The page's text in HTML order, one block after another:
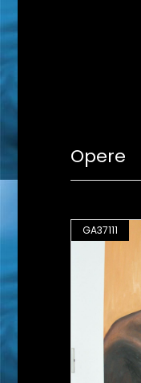
Opere
GA37111